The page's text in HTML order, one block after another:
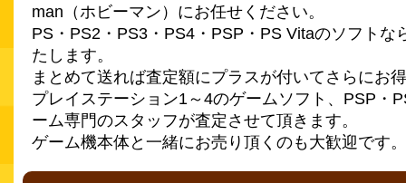
man（ホビーマン）にお任せください。
PS・PS2・PS3・PS4・PSP・PS Vitaのソフトな
たします。
まとめて送れば査定額にプラスが付いてさらにお
プレイステーション1～4のゲームソフト、PSP・
ーム専門のスタッフが査定させて頂きます。
ゲーム機本体と一緒にお売り頂くのも大歓迎です。